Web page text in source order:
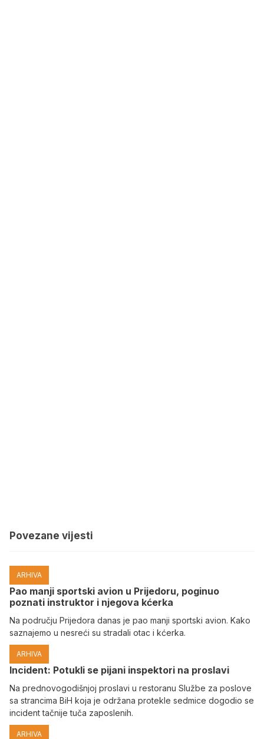
Povezane vijesti
ARHIVA
Pao manji sportski avion u Prijedoru, poginuo
poznati instruktor i njegova kćerka
Na području Prijedora danas je pao manji sportski avion. Kako
saznajemo u nesreći su stradali otac i kćerka.
ARHIVA
Incident: Potukli se pijani inspektori na proslavi
Na prednovogodišnjoj proslavi u restoranu Službe za poslove
sa strancima BiH koja je održana protekle sedmice dogodio se
incident tačnije tuča zaposlenih.
ARHIVA